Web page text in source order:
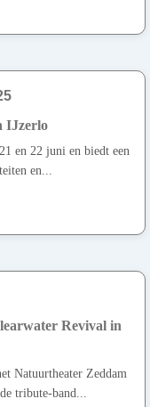
IJzerlo
en 22 juni en biedt een
en...
Revival in
Natuurtheater Zeddam
tribute-band...